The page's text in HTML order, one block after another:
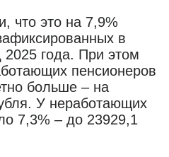
что это на 7,9%
в
года. При этом
пенсионеров
больше – на
У неработающих
7,3% – до 23929,1